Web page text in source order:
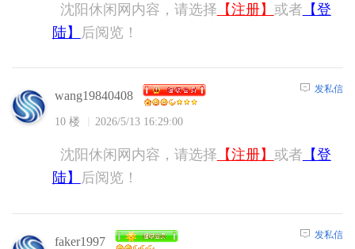
沈阳休闲网内容，请选择 【注册】 或者 【登
陆】
后阅览！
wang19840408
10 楼 2026/5/13 16:29:00
发私信
沈阳休闲网内容，请选择 【注册】 或者 【登
陆】
后阅览！
faker1997 发私信